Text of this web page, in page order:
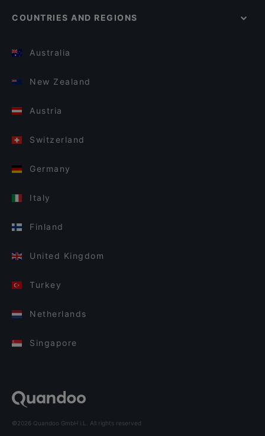
COUNTRIES AND REGIONS
Australia
New Zealand
Austria
Switzerland
Germany
Italy
Finland
United Kingdom
Turkey
Netherlands
Singapore
©2026 Quandoo GmbH i.L. All rights reserved